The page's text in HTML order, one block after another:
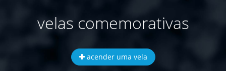
velas comemorativas
acender uma vela